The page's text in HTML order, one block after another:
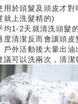
於頭髮及頭皮才對
就上洗髮精的)
均1-2天就清洗頭髮
清潔反而會讓頭皮
戶外活動後大量出油
可以洗兩次，清潔